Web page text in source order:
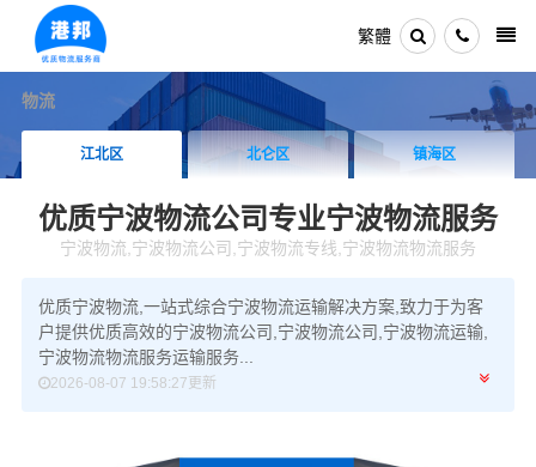
繁體
物流
江北区 北仑区 镇海区
优质宁波物流公司专业宁波物流服务
宁波物流,宁波物流公司,宁波物流专线,宁波物流物流服务
优质宁波物流,一站式综合宁波物流运输解决方案,致力于为客
户提供优质高效的宁波物流公司,宁波物流公司,宁波物流运输,
宁波物流物流服务运输服务...
2026-08-07 19:58:27更新